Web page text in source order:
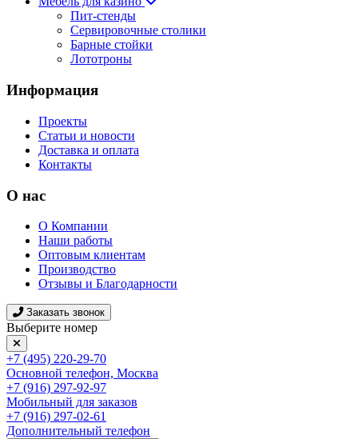
Пит-стенды
Сервировочные столики
Барные стойки
Лототроны
Информация
Проекты
Статьи и новости
Доставка и оплата
Контакты
О нас
О Компании
Наши работы
Оптовым клиентам
Производство
Отзывы и Благодарности
Заказать звонок
Выберите номер
+7 (495) 220-29-70
Основной телефон, Москва
+7 (916) 297-92-97
Мобильный для заказов
+7 (916) 297-02-61
Дополнительный телефон